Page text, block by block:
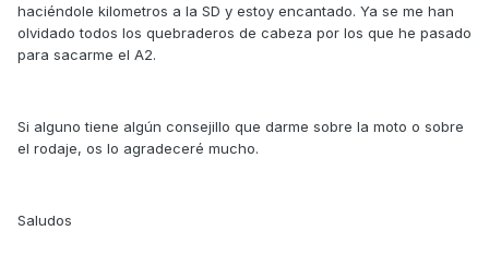
haciéndole kilometros a la SD y estoy encantado. Ya se me han
olvidado todos los quebraderos de cabeza por los que he pasado
para sacarme el A2.
Si alguno tiene algún consejillo que darme sobre la moto o sobre
el rodaje, os lo agradeceré mucho.
Saludos